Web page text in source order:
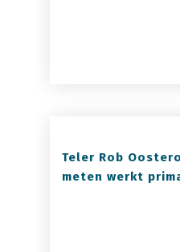
Teler Rob
meten werkt